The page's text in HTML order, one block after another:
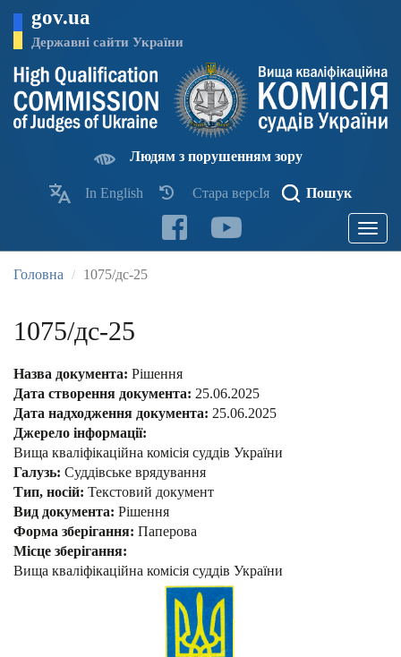
основного
матеріалу
gov.ua
Державні сайти України
Людям з порушенням зору
In English Стара версІя Пошук
Toggle
Головна 1075/дс-25
1075/дс-25
Назва документа: Рішення
Дата створення документа: 25.06.2025
Дата надходження документа: 25.06.2025
Джерело інформації:
Вища кваліфікаційна комісія суддів України
Галузь: Суддівське врядування
Тип, носій: Текстовий документ
Вид документа: Рішення
Форма зберігання: Паперова
Місце зберігання:
Вища кваліфікаційна комісія суддів України